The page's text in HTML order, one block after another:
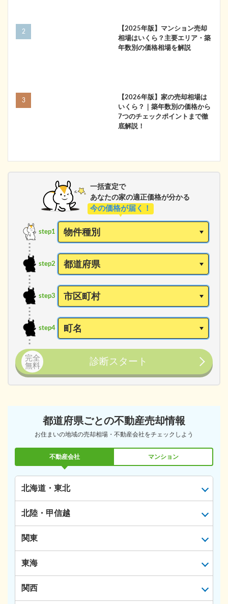
【2025年版】マンション売却
相場はいくら？主要エリア・築
年数別の価格相場を解説
【2026年版】家の売却相場は
いくら？｜築年数別の価格から
7つのチェックポイントまで徹
底解説！
一括査定で
あなたの家の適正価格が分かる
今の価格が届く！
step1
step2
step3
step4
完全
無料
診断スタート
都道府県ごとの不動産売却情報
お住まいの地域の売却相場・不動産会社をチェックしよう
不動産会社 マンション
北海道・東北
北陸・甲信越
関東
東海
関西